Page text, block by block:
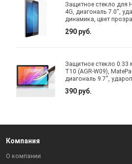
Защитное стекло для
4G, диагональ 7.0",
динамика, цвет
290 руб.
Защитное стекло 0.33
T10 (AGR-W09),
диагональ 9.7",
390 руб.
Компания
О компании